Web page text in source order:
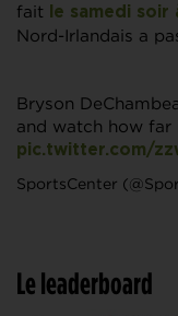
fait
le samedi soir
Nord-Irlandais a
Bryson
and watch how far
pic.twitter.com/
SportsCenter
Le leaderboard